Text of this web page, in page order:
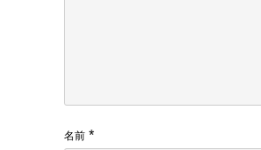
名前 *